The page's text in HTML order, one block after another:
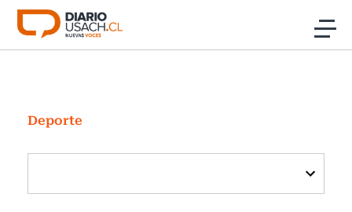
Click acá para ir directamente al contenido
Investigación
Cultura
Programas Radio y TV Usach
Deporte